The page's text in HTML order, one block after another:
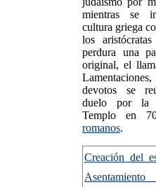
mientras se
cultura griega
los
perdura una
original, el
devotos se
duelo por la
Templo en
romanos.
Creación del